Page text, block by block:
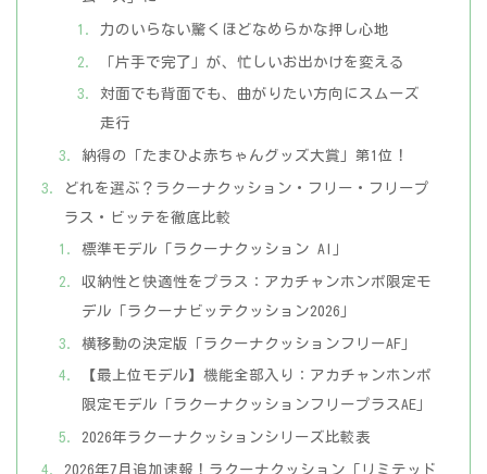
力のいらない驚くほどなめらかな押し心地
「片手で完了」が、忙しいお出かけを変える
対面でも背面でも、曲がりたい方向にスムーズ
走行
納得の「たまひよ赤ちゃんグッズ大賞」第1位！
どれを選ぶ？ラクーナクッション・フリー・フリープ
ラス・ビッテを徹底比較
標準モデル「ラクーナクッション AI」
収納性と快適性をプラス：アカチャンホンポ限定モ
デル「ラクーナビッテクッション2026」
横移動の決定版「ラクーナクッションフリーAF」
【最上位モデル】機能全部入り：アカチャンホンポ
限定モデル「ラクーナクッションフリープラスAE」
2026年ラクーナクッションシリーズ比較表
2026年7月追加速報！ラクーナクッション「リミテッド